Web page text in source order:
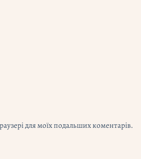
для моїх подальших коментарів.